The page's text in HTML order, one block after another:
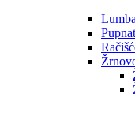
Pupnat